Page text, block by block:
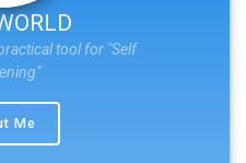
tool for "Self
Me